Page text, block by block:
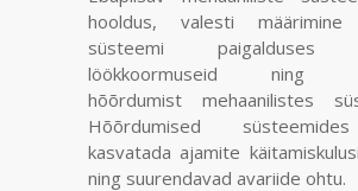
hooldus, valesti
süsteemi paigalduses
löökkoormuseid ning
hõõrdumist mehaanilistes
Hõõrdumised
kasvatada ajamite
ning suurendavad avariide ohtu.